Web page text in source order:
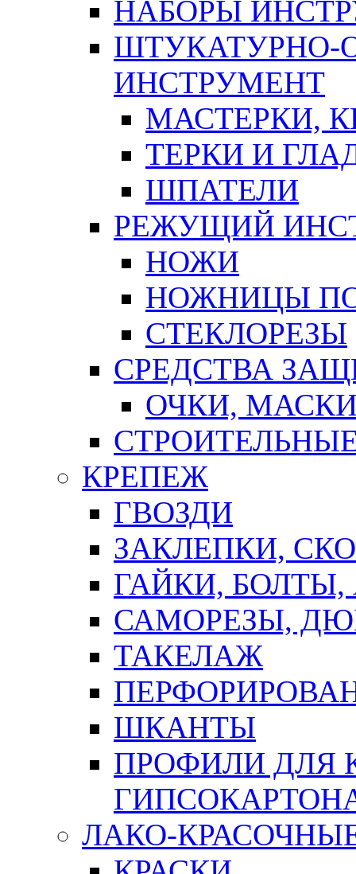
НАБОРЫ
ШТУКАТУРНО-
ИНСТРУМЕНТ
МАСТЕРКИ,
ТЕРКИ И
ШПАТЕЛИ
РЕЖУЩИЙ
НОЖИ
НОЖНИЦЫ
СТЕКЛОРЕЗЫ
СРЕДСТВА
ОЧКИ,
КРЕПЕЖ
ГВОЗДИ
ЗАКЛЕПКИ,
ГАЙКИ,
САМОРЕЗЫ,
ТАКЕЛАЖ
ШКАНТЫ
ПРОФИЛИ ДЛЯ
ЛАКО-